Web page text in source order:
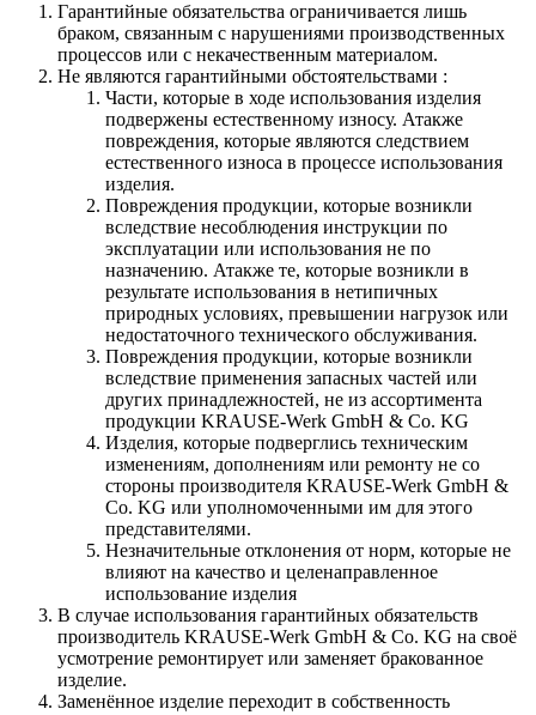
Гарантийные обязательства ограничивается лишь
браком, связанным с нарушениями производственных
процессов или с некачественным материалом.
Не являются гарантийными обстоятельствами :
Части, которые в ходе использования изделия
подвержены естественному износу. Атакже
повреждения, которые являются следствием
естественного износа в процессе использования
изделия.
Повреждения продукции, которые возникли
вследствие несоблюдения инструкции по
эксплуатации или использования не по
назначению. Атакже те, которые возникли в
результате использования в нетипичных
природных условиях, превышении нагрузок или
недостаточного технического обслуживания.
Повреждения продукции, которые возникли
вследствие применения запасных частей или
других принадлежностей, не из ассортимента
продукции KRAUSE-Werk GmbH & Со. KG
Изделия, которые подверглись техническим
изменениям, дополнениям или ремонту не со
стороны производителя KRAUSE-Werk GmbH &
Со. KG или уполномоченными им для этого
представителями.
Незначительные отклонения от норм, которые не
влияют на качество и целенаправленное
использование изделия
В случае использования гарантийных обязательств
производитель KRAUSE-Werk GmbH & Со. KG на своё
усмотрение ремонтирует или заменяет бракованное
изделие.
Заменённое изделие переходит в собственность